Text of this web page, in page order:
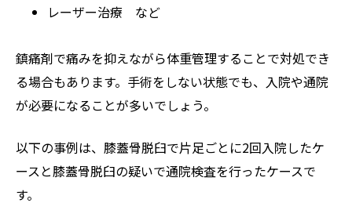
レーザー治療 など
鎮痛剤で痛みを抑えながら体重管理することで対処でき
る場合もあります。手術をしない状態でも、入院や通院
が必要になることが多いでしょう。
以下の事例は、膝蓋骨脱臼で片足ごとに2回入院したケ
ースと膝蓋骨脱臼の疑いで通院検査を行ったケースで
す。